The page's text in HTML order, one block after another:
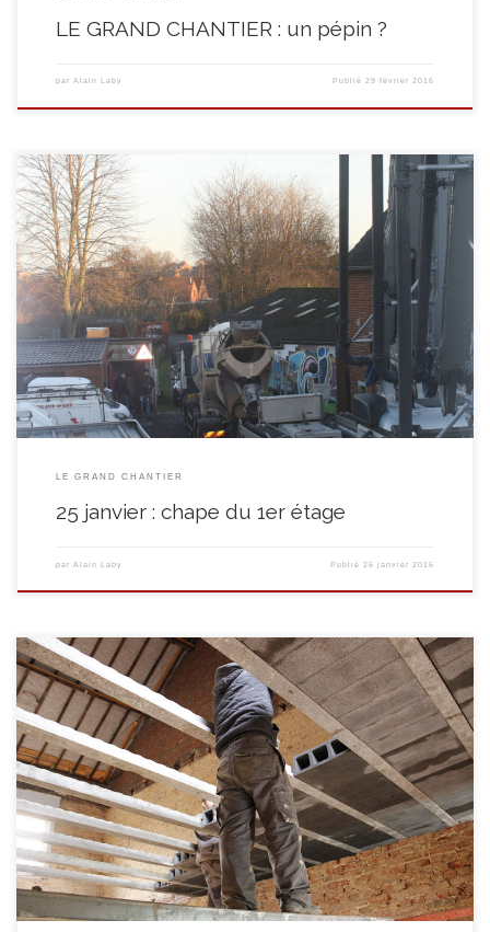
LE GRAND CHANTIER : un pépin ?
par Alain Laby Publié29 février 2016
Un petit côté Stars War lorsque le bras de la pompe se déploie …… Le tout
sous l’oeil attentif et émerveillé de l’équipe « Cuisine » (hé , c’est leur futur
outil de travail qu’on construit!)….. … et d’Alain LABY, le directeur du
Quinquet, qu’on devine à la fois attentif mais heureux!
LE GRAND CHANTIER
25 janvier : chape du 1er étage
par Alain Laby Publié 26 janvier 2016
Janvier 2016 : on reprend le collier!!! Pose des poutrains claveaux. Ça se
dessine tout doucement ……